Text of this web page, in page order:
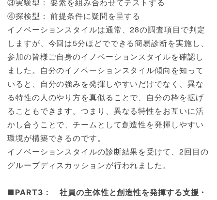
④探検型： 前提条件に疑問を呈する
イノベーションスタイルは通常、28の調査項目で判定
しますが、今回は5分ほどでできる簡易診断を実施し、
参加の皆様ご自身のイノベーションスタイルを確認し
ました。自分のイノベーションスタイル傾向を知って
いると、自分の強みを発揮しやすいだけでなく、異な
る特性の人のやり方を真似ることで、自分の枠を拡げ
ることもできます。つまり、異なる特性をお互いに活
かし合うことで、チームとして創造性を発揮しやすい
環境が構築できるのです。
イノベーションスタイルの診断結果を受けて、2回目の
グループディスカッションが行われました。
■PART3： 社員の主体性と創造性を発揮する支援・